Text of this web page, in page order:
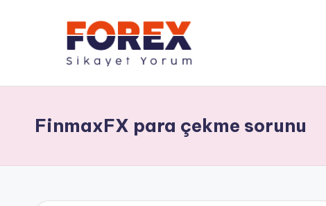
FinmaxFX para çekme sorunu